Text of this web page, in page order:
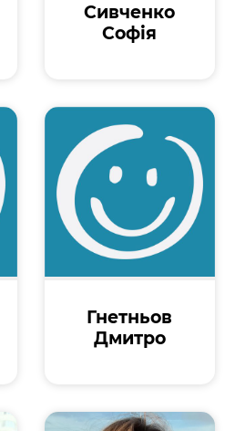
Сивченко
Софія
Гнетньов
Дмитро